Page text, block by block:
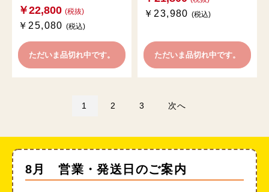
￥22,800 (税抜)
￥25,080(税込)
ただいま品切れ中です。
￥23,980(税込)
ただいま品切れ中です。
1 2 3 次へ
8月 営業・発送日のご案内